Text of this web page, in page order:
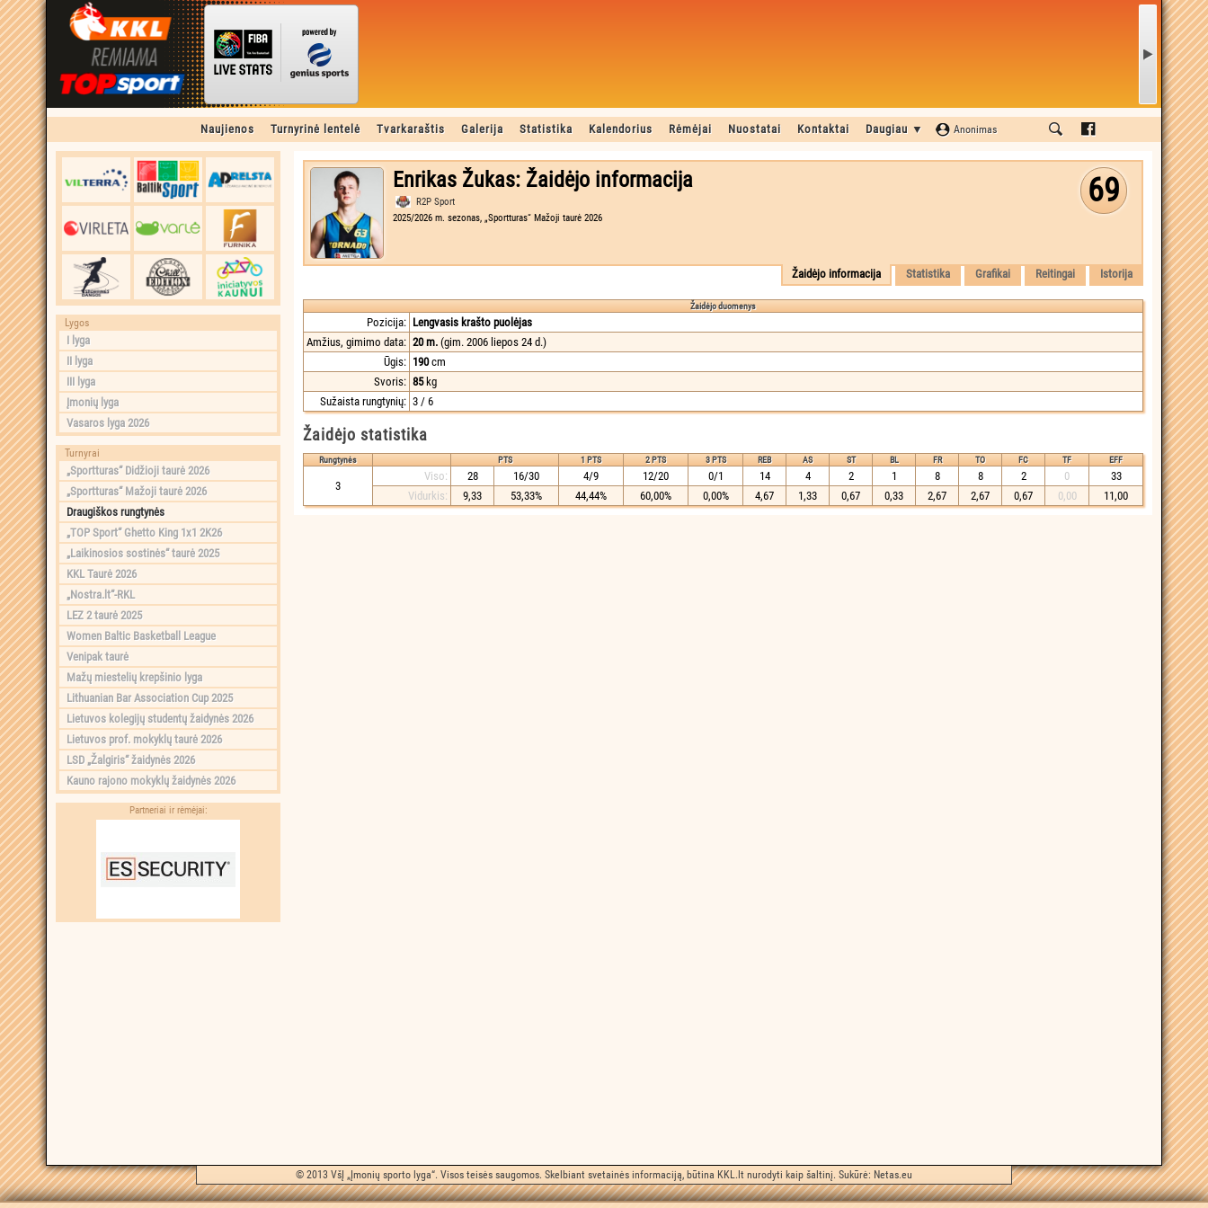
Naujienos Turnyrinė lentelė Tvarkaraštis Galerija Statistika Kalendorius Rėmėjai Nuostatai Kontaktai Daugiau ▼ Anonimas
Lygos
I lyga
II lyga
III lyga
Įmonių lyga
Vasaros lyga 2026
Turnyrai
„Sportturas“ Didžioji taurė 2026
„Sportturas“ Mažoji taurė 2026
Draugiškos rungtynės
„TOP Sport“ Ghetto King 1x1 2K26
„Laikinosios sostinės“ taurė 2025
KKL Taurė 2026
„Nostra.lt“-RKL
LEZ 2 taurė 2025
Women Baltic Basketball League
Venipak taurė
Mažų miestelių krepšinio lyga
Lithuanian Bar Association Cup 2025
Lietuvos kolegijų studentų žaidynės 2026
Lietuvos prof. mokyklų taurė 2026
LSD „Žalgiris“ žaidynės 2026
Kauno rajono mokyklų žaidynės 2026
Partneriai ir rėmėjai:
69
Enrikas Žukas: Žaidėjo informacija
R2P Sport
2025/2026 m. sezonas, „Sportturas“ Mažoji taurė 2026
Žaidėjo informacija Statistika Grafikai Reitingai Istorija
Žaidėjo duomenys
Pozicija: Lengvasis krašto puolėjas
Amžius, gimimo data: 20 m. (gim. 2006 liepos 24 d.)
Ūgis: 190cm
Svoris: 85kg
Sužaista rungtynių: 3 / 6
Žaidėjo statistika
Rungtynės PTS 1 PTS 2 PTS 3 PTS REB AS ST BL FR TO FC TF EFF
3
Viso: 28 16/30 4/9 12/20 0/1 14 4 2 1 8 8 2 0
33
Vidurkis:
9,33 53,33% 44,44% 60,00% 0,00% 4,67 1,33 0,67 0,33 2,67 2,67 0,67 0,00 11,00
© 2013 VšĮ „Įmonių sporto lyga“. Visos teisės saugomos. Skelbiant svetainės informaciją, būtina KKL.lt nurodyti kaip šaltinį. Sukūrė: Netas.eu